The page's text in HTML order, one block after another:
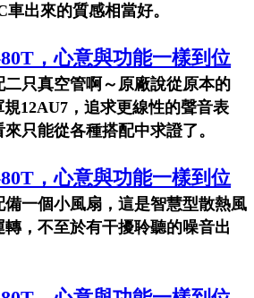
車出來的質感相當好。
只真空管啊～原廠說從原本的
規12AU7 ，追求更線性的聲音表
只能從各種搭配中求證了。
一個小風扇，這是智慧型散熱風
，不至於有干擾聆聽的噪音出